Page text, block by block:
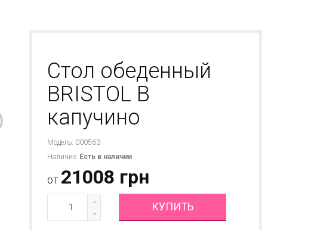
Стол обеденный
BRISTOL B
капучино
Модель: 000563
Наличие: Есть в наличии
от 21008 грн
КУПИТЬ